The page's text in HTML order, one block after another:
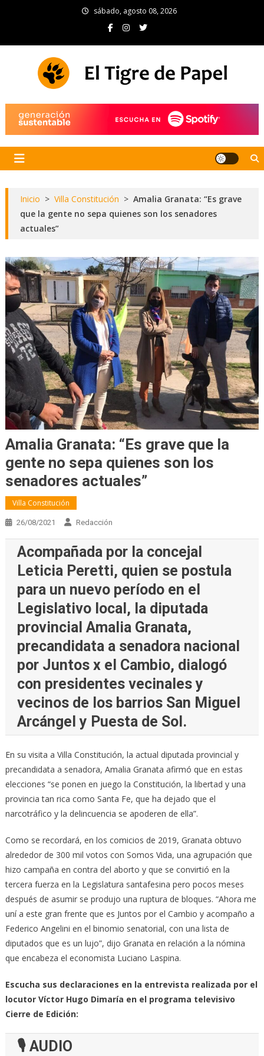
sábado, agosto 08, 2026
Inicio > Villa Constitución > Amalia Granata: “Es grave
que la gente no sepa quienes son los senadores
actuales”
Amalia Granata: “Es grave que la
gente no sepa quienes son los
senadores actuales”
Villa Constitución
26/08/2021 Redacción
Acompañada por la concejal
Leticia Peretti, quien se postula
para un nuevo período en el
Legislativo local, la diputada
provincial Amalia Granata,
precandidata a senadora nacional
por Juntos x el Cambio, dialogó
con presidentes vecinales y
vecinos de los barrios San Miguel
Arcángel y Puesta de Sol.
En su visita a Villa Constitución, la actual diputada provincial y
precandidata a senadora, Amalia Granata afirmó que en estas
elecciones “se ponen en juego la Constitución, la libertad y una
provincia tan rica como Santa Fe, que ha dejado que el
narcotráfico y la delincuencia se apoderen de ella”.
Como se recordará, en los comicios de 2019, Granata obtuvo
alrededor de 300 mil votos con Somos Vida, una agrupación que
hizo campaña en contra del aborto y que se convirtió en la
tercera fuerza en la Legislatura santafesina pero pocos meses
después de asumir se produjo una ruptura de bloques. “Ahora me
uní a este gran frente que es Juntos por el Cambio y acompaño a
Federico Angelini en el binomio senatorial, con una lista de
diputados que es un lujo”, dijo Granata en relación a la nómina
que encabeza el economista Luciano Laspina.
Escucha sus declaraciones en la entrevista realizada por el
locutor Víctor Hugo Dimaría en el programa televisivo
Cierre de Edición:
🎙 AUDIO